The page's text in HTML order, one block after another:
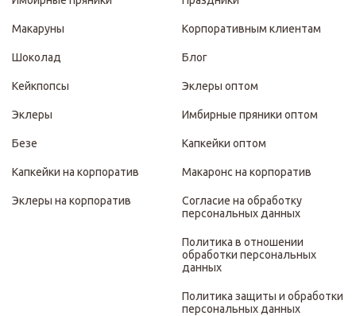
Макаруны
Шоколад
Кейкпопсы
Эклеры
Безе
Капкейки на корпоратив
Эклеры на корпоратив
Корпоративным клиентам
Блог
Эклеры оптом
Имбирные пряники оптом
Капкейки оптом
Макаронс на корпоратив
Согласие на обработку
персональных данных
Политика в отношении
обработки персональных
данных
Политика защиты и обработки
персональных данных